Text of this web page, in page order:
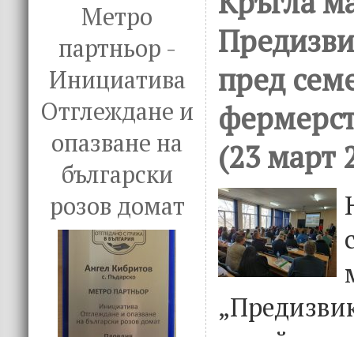
Метро
партньор -
Инициатива
Отглеждане и
опазване на
български
розов домат
пред
(23 март